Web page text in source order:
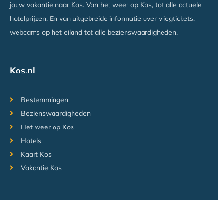
jouw vakantie naar Kos. Van het weer op Kos, tot alle actuele
hotelprijzen. En van uitgebreide informatie over vliegtickets,
webcams op het eiland tot alle bezienswaardigheden.
Kos.nl
Bestemmingen
Bezienswaardigheden
Het weer op Kos
Hotels
Kaart Kos
Vakantie Kos